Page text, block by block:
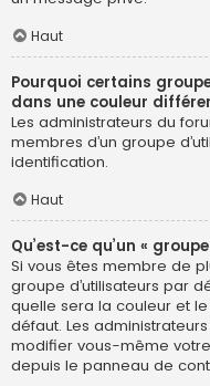
Haut
Pourquoi certains
dans une couleur
Les administrateurs du
membres d’un groupe
identification.
Haut
Qu’est-ce qu’un «
Si vous êtes membre de
groupe d’utilisateurs par
quelle sera la couleur et
défaut. Les
modifier vous-même
depuis le panneau de